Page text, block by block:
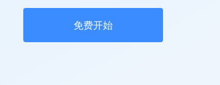
免费开始